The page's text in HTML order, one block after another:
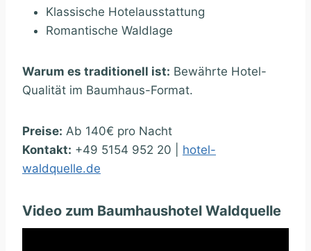
Klassische Hotelausstattung
Romantische Waldlage
Warum es traditionell ist: Bewährte Hotel-
Qualität im Baumhaus-Format.
Preise: Ab 140€ pro Nacht
Kontakt: +49 5154 952 20 | hotel-
waldquelle.de
Video zum Baumhaushotel Waldquelle